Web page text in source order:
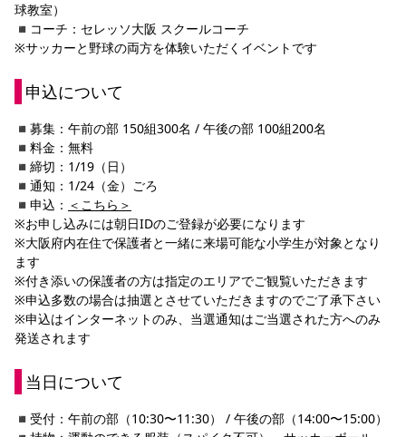
よくある質問
長居公園
セレッソスポーツパーク舞洲 YANMAR HANASAKA STADIUM
セレッソ大阪アカデミー 子供のサッカースクール
大人のサッカースクール その他スポーツクラブ
球教室）
◾️ コーチ：セレッソ大阪 スクールコーチ
※サッカーと野球の両方を体験いただくイベントです
申込について
◾️ 募集：午前の部 150組300名 / 午後の部 100組200名
◾️ 料金：無料
◾️ 締切：1/19（日）
◾️ 通知：1/24（金）ごろ
◾️ 申込： ＜こちら＞
※お申し込みには朝日IDのご登録が必要になります
※大阪府内在住で保護者と一緒に来場可能な小学生が対象となり
ます
※付き添いの保護者の方は指定のエリアでご観覧いただきます
※申込多数の場合は抽選とさせていただきますのでご了承下さい
※申込はインターネットのみ、当選通知はご当選された方へのみ
発送されます
当日について
◾️ 受付：午前の部（10:30〜11:30） / 午後の部（14:00〜15:00）